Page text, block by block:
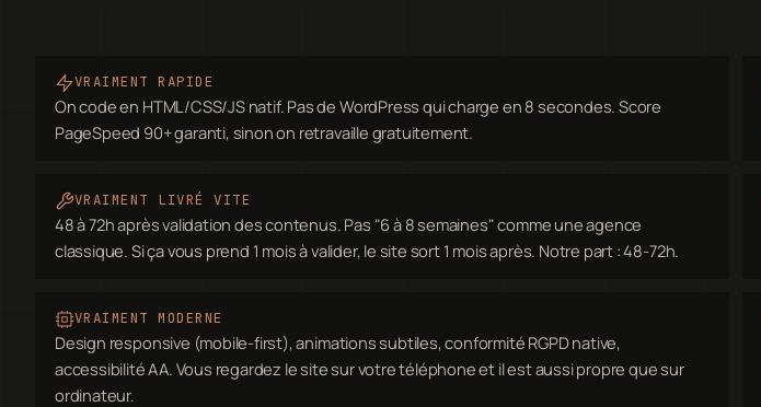
VRAIMENT RAPIDE
On code en HTML/CSS/JS natif. Pas de WordPress qui charge en 8 secondes. Score
PageSpeed 90+ garanti, sinon on retravaille gratuitement.
VRAIMENT LIVRÉ VITE
48 à 72h après validation des contenus. Pas "6 à 8 semaines" comme une agence
classique. Si ça vous prend 1 mois à valider, le site sort 1 mois après. Notre part : 48-72h.
VRAIMENT MODERNE
Design responsive (mobile-first), animations subtiles, conformité RGPD native,
accessibilité AA. Vous regardez le site sur votre téléphone et il est aussi propre que sur
ordinateur.